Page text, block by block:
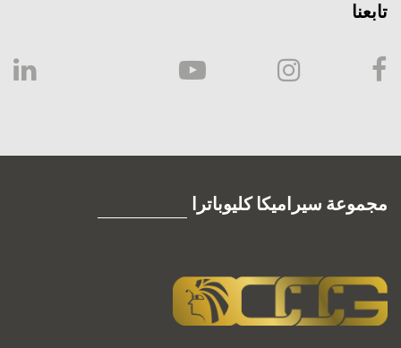
تابعنا
مجموعة سيراميكا كليوباترا